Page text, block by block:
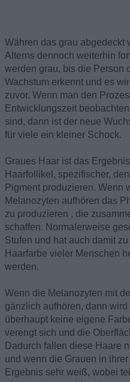
Währen das grau abgedeckt
Alterns dennoch weiterhin
werden grau, bis die Person
Wachstum erkennt und es
zuvor. Wenn man den
Entwicklungszeit
sind, dann ist der neue
für viele ein kleiner Schock.
Graues Haar ist das
Haarfollikel, spezifischer,
Pigment produzieren. Wenn
Melanozyten aufhören das
zu produzieren , die
schaffen. Normalerweise
Stufen und hat auch damit
Haarfarbe vieler Menschen
werden.
Wenn die Melanozyten mit
gänzlich aufhören, dann
überhaupt keine eigene
verengt sich und die
Dadurch fallen diese Haare
und wenn die Grauen in
Ergebnis sehr weiß, wobei